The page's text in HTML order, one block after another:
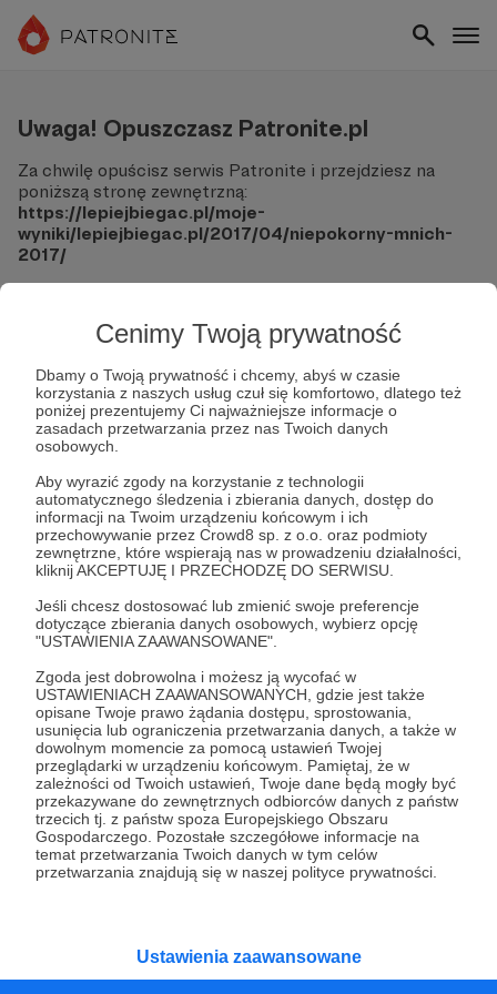
Cenimy Twoją prywatność
Dbamy o Twoją prywatność i chcemy, abyś w czasie
korzystania z naszych usług czuł się komfortowo, dlatego też
poniżej prezentujemy Ci najważniejsze informacje o
zasadach przetwarzania przez nas Twoich danych
osobowych.
Aby wyrazić zgody na korzystanie z technologii
automatycznego śledzenia i zbierania danych, dostęp do
informacji na Twoim urządzeniu końcowym i ich
przechowywanie przez Crowd8 sp. z o.o. oraz podmioty
zewnętrzne, które wspierają nas w prowadzeniu działalności,
kliknij AKCEPTUJĘ I PRZECHODZĘ DO SERWISU.
Jeśli chcesz dostosować lub zmienić swoje preferencje
dotyczące zbierania danych osobowych, wybierz opcję
"USTAWIENIA ZAAWANSOWANE".
Zgoda jest dobrowolna i możesz ją wycofać w
USTAWIENIACH ZAAWANSOWANYCH, gdzie jest także
opisane Twoje prawo żądania dostępu, sprostowania,
usunięcia lub ograniczenia przetwarzania danych, a także w
dowolnym momencie za pomocą ustawień Twojej
przeglądarki w urządzeniu końcowym. Pamiętaj, że w
zależności od Twoich ustawień, Twoje dane będą mogły być
przekazywane do zewnętrznych odbiorców danych z państw
trzecich tj. z państw spoza Europejskiego Obszaru
Gospodarczego. Pozostałe szczegółowe informacje na
temat przetwarzania Twoich danych w tym celów
przetwarzania znajdują się w naszej polityce prywatności.
Ustawienia zaawansowane
Uwaga! Opuszczasz Patronite.pl
Za chwilę opuścisz serwis Patronite i przejdziesz na
poniższą stronę zewnętrzną:
https://lepiejbiegac.pl/moje-
wyniki/lepiejbiegac.pl/2017/04/niepokorny-mnich-
2017/
Nie podawaj swoich danych logowania ani informacji
finansowych na podjerzanych stronach.
Sprawdź dokładnie adres URL, zanim klikniesz przycisk
"Tak, przejdź do strony".
Jeśli masz wątpliwości, wróć do Patronite i zweryfikuj
link.
Czy na pewno chcesz kontynuować?
Tak, przejdź do strony
Pozostań na Patronite
Kategorie
O Patronite
Dodatkowe produkty
Pomoc